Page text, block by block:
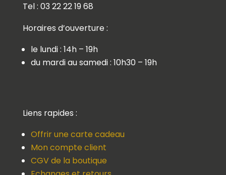
Tel : 03 22 22 19 68
Horaires d’ouverture :
le lundi : 14h – 19h
du mardi au samedi : 10h30 – 19h
Liens rapides :
Offrir une carte cadeau
Mon compte client
CGV de la boutique